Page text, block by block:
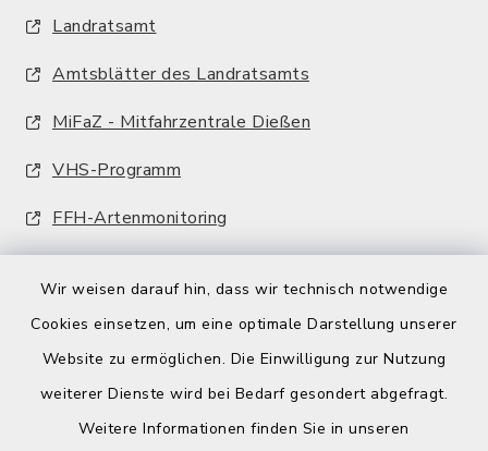
Wir weisen darauf hin, dass wir technisch notwendige
Cookies einsetzen, um eine optimale Darstellung unserer
Website zu ermöglichen. Die Einwilligung zur Nutzung
weiterer Dienste wird bei Bedarf gesondert abgefragt.
Weitere Informationen finden Sie in unseren
Landratsamt
Amtsblätter des Landratsamts
MiFaZ - Mitfahrzentrale Dießen
VHS-Programm
FFH-Artenmonitoring
Barrierefreiheit